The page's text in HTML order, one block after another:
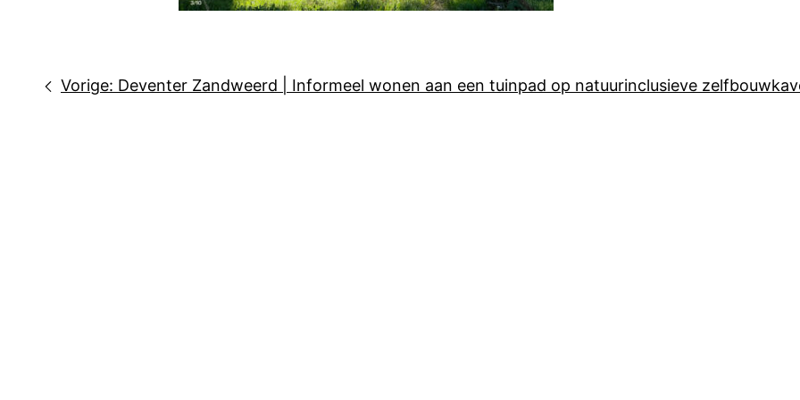
Bericht
Vorige: Deventer Zandweerd | Informeel wonen aan een tuinpad op natuurinclusieve